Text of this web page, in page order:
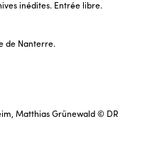
inédites. Entrée libre.
de Nanterre.
Matthias Grünewald © DR